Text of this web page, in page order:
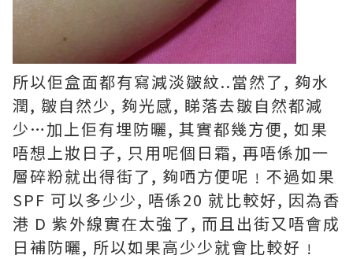
所以佢盒面都有寫減淡皺紋..當然了, 夠水
潤, 皺自然少, 夠光感, 睇落去皺自然都減
少…加上佢有埋防曬, 其實都幾方便, 如果
唔想上妝日子, 只用呢個日霜, 再唔係加一
層碎粉就出得街了, 夠哂方便呢﹗不過如果
SPF 可以多少少, 唔係20 就比較好, 因為香
港 D 紫外線實在太強了, 而且出街又唔會成
日補防曬, 所以如果高少少就會比較好﹗